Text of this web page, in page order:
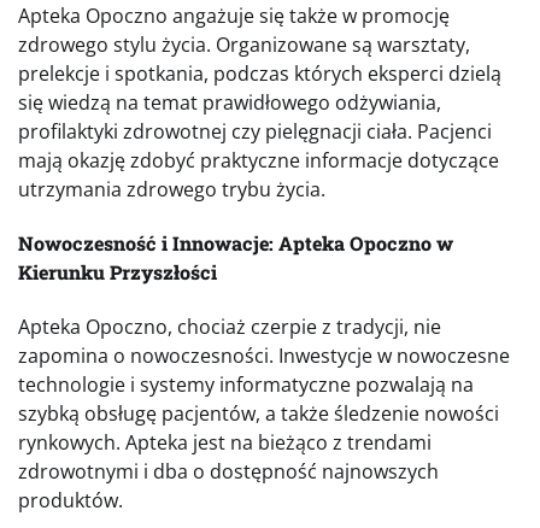
Apteka Opoczno angażuje się także w promocję
zdrowego stylu życia. Organizowane są warsztaty,
prelekcje i spotkania, podczas których eksperci dzielą
się wiedzą na temat prawidłowego odżywiania,
profilaktyki zdrowotnej czy pielęgnacji ciała. Pacjenci
mają okazję zdobyć praktyczne informacje dotyczące
utrzymania zdrowego trybu życia.
Nowoczesność i Innowacje: Apteka Opoczno w
Kierunku Przyszłości
Apteka Opoczno, chociaż czerpie z tradycji, nie
zapomina o nowoczesności. Inwestycje w nowoczesne
technologie i systemy informatyczne pozwalają na
szybką obsługę pacjentów, a także śledzenie nowości
rynkowych. Apteka jest na bieżąco z trendami
zdrowotnymi i dba o dostępność najnowszych
produktów.